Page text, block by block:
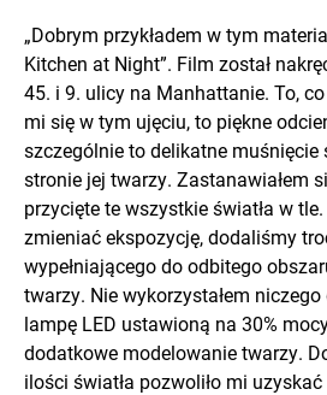
„Dobrym przykładem w tym
Kitchen at Night”. Film został
45. i 9. ulicy na Manhattanie. To,
mi się w tym ujęciu, to piękne
szczególnie to delikatne muśnięcie
stronie jej twarzy. Zastanawiałem
przycięte te wszystkie światła w
zmieniać ekspozycję, dodaliśmy
wypełniającego do odbitego
twarzy. Nie wykorzystałem
lampę LED ustawioną na 30%
dodatkowe modelowanie twarzy.
ilości światła pozwoliło mi